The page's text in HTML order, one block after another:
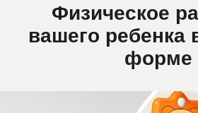
Физическое
вашего ребенка
форме